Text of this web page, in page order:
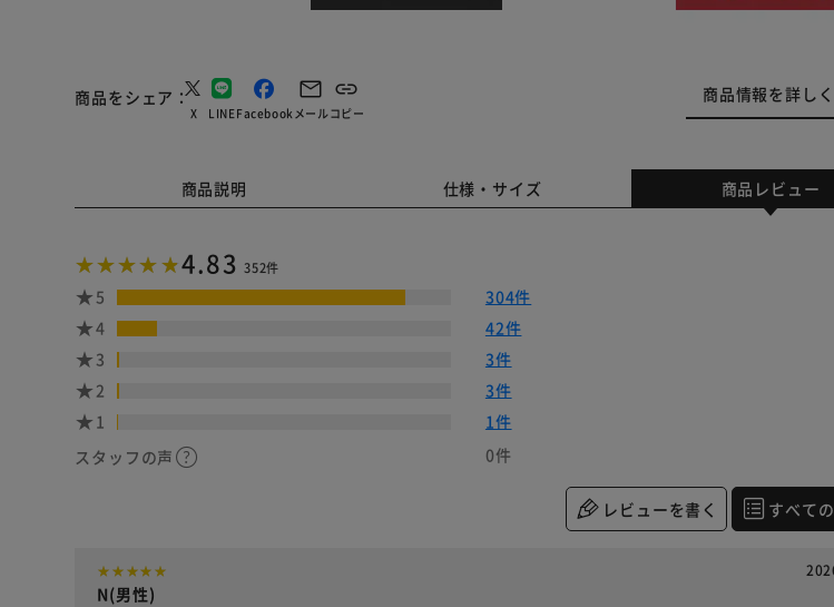
商品をシェア
X LINEFacebookメールコピー
商品情報を詳し
商品説明 仕様・サイズ 商品レビュー
4.83 352件
5
304件
4
42件
3
3件
2
3件
1
1件
スタッフの声
0件
レビューを書く すべて
N(男性)